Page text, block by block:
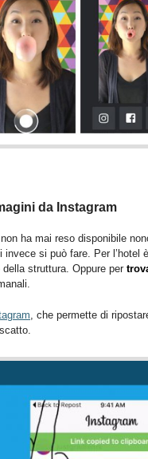
da Instagram
ha mai reso disponibile
invece si può fare. Per l’hotel
struttura. Oppure per
, che permette di